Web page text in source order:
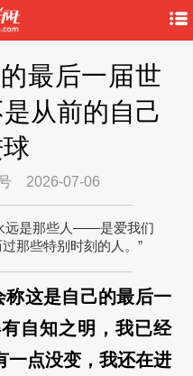
最后一届世
从前的自己
2026-07-06
远是那些人——是爱我们
那些特别时刻的人。”
称这是自己的最后一
自知之明，我已经
一点没变，我还在进